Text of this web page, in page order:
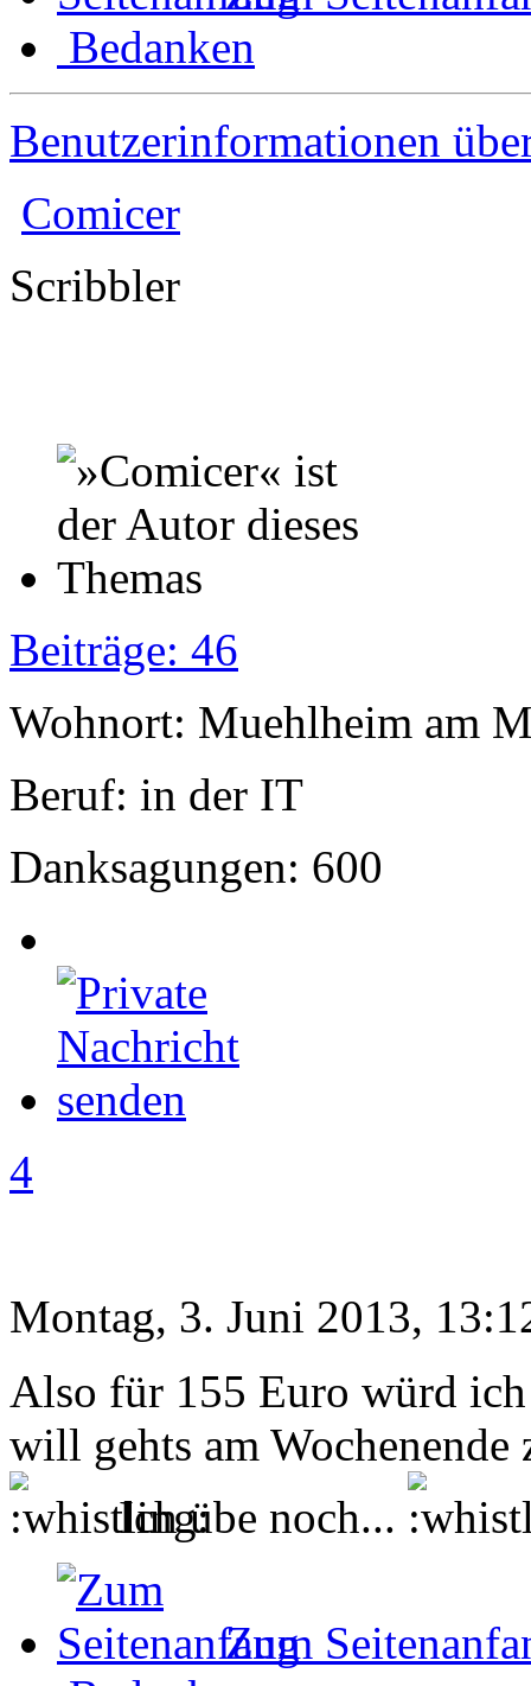
Bedanken
Benutzerinformationen
Comicer
Scribbler
Beiträge: 46
Wohnort: Muehlheim am
Beruf: in der IT
Danksagungen: 600
4
Montag, 3. Juni 2013,
Also für 155 Euro würd
will gehts am Wochenende
Ich übe noch...
Zum